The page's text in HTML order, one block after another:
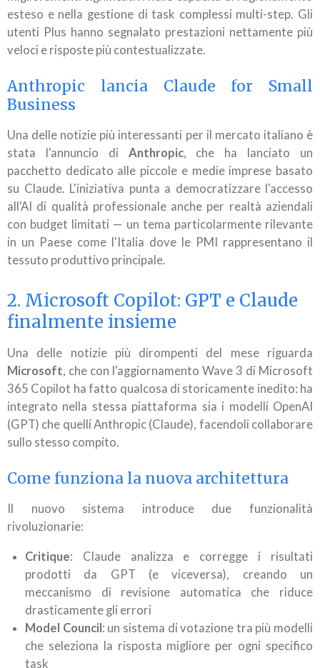
esteso e nella gestione di task complessi multi-step. Gli
utenti Plus hanno segnalato prestazioni nettamente più
veloci e risposte più contestualizzate.
Anthropic lancia Claude for Small
Business
Una delle notizie più interessanti per il mercato italiano è
stata l'annuncio di Anthropic, che ha lanciato un
pacchetto dedicato alle piccole e medie imprese basato
su Claude. L'iniziativa punta a democratizzare l'accesso
all'AI di qualità professionale anche per realtà aziendali
con budget limitati — un tema particolarmente rilevante
in un Paese come l'Italia dove le PMI rappresentano il
tessuto produttivo principale.
2. Microsoft Copilot: GPT e Claude
finalmente insieme
Una delle notizie più dirompenti del mese riguarda
Microsoft, che con l'aggiornamento Wave 3 di Microsoft
365 Copilot ha fatto qualcosa di storicamente inedito: ha
integrato nella stessa piattaforma sia i modelli OpenAI
(GPT) che quelli Anthropic (Claude), facendoli collaborare
sullo stesso compito.
Come funziona la nuova architettura
Il nuovo sistema introduce due funzionalità
rivoluzionarie:
Critique: Claude analizza e corregge i risultati
prodotti da GPT (e viceversa), creando un
meccanismo di revisione automatica che riduce
drasticamente gli errori
Model Council: un sistema di votazione tra più modelli
che seleziona la risposta migliore per ogni specifico
task